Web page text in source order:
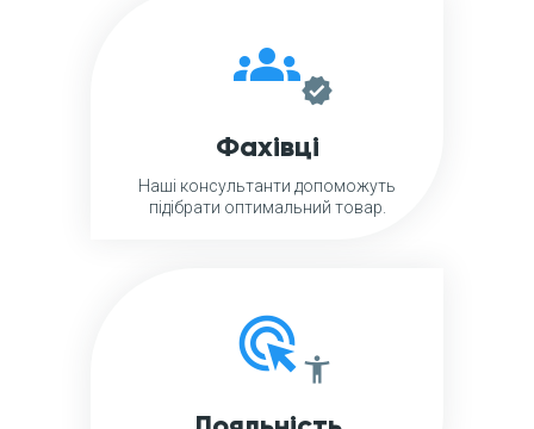
groupsverified
Фахівці
Наші консультанти допоможуть
підібрати оптимальний товар.
ads_click accessibility_new